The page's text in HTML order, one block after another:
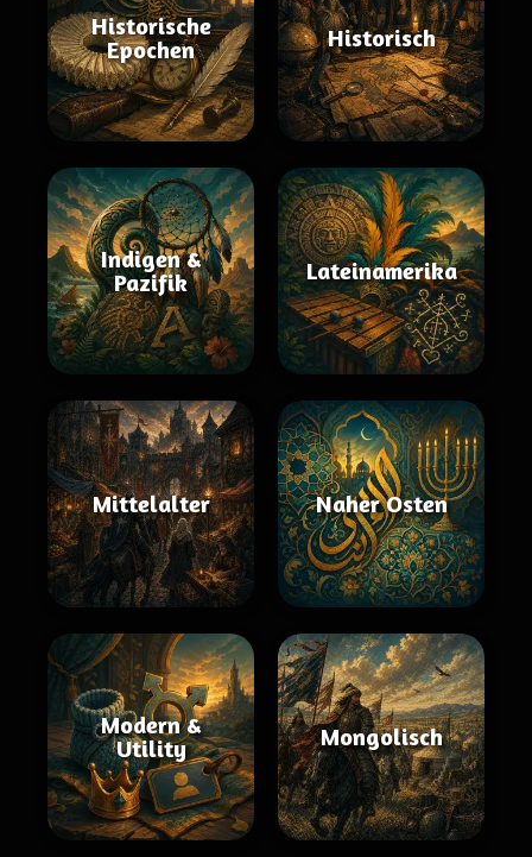
Historische
Epochen
Historisch
Indigen &
Pazifik
Lateinamerika
Mittelalter Naher Osten
Modern &
Utility
Mongolisch